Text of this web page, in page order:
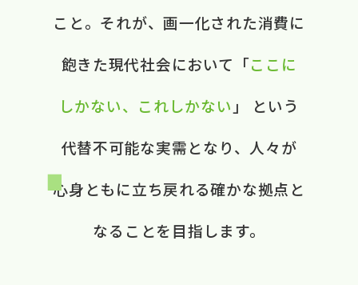
こと。​ それが、​画一化された​消費に​
飽きた​現代社会に​おいて​ ​「ここに​
しかない、​これしかない 」 と​いう​
代替不可能な​実需と​なり、​ 人々が​
心身ともに​立ち戻れる​ 確かな​拠点と​
なる​ことを​目指します。​